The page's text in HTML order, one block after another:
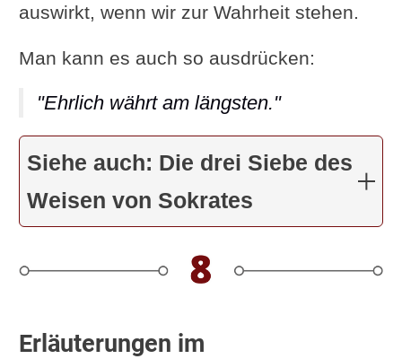
auswirkt, wenn wir zur Wahrheit stehen.
Man kann es auch so ausdrücken:
"Ehrlich währt am längsten."
Siehe auch: Die drei Siebe des
Weisen von Sokrates
Erläuterungen im